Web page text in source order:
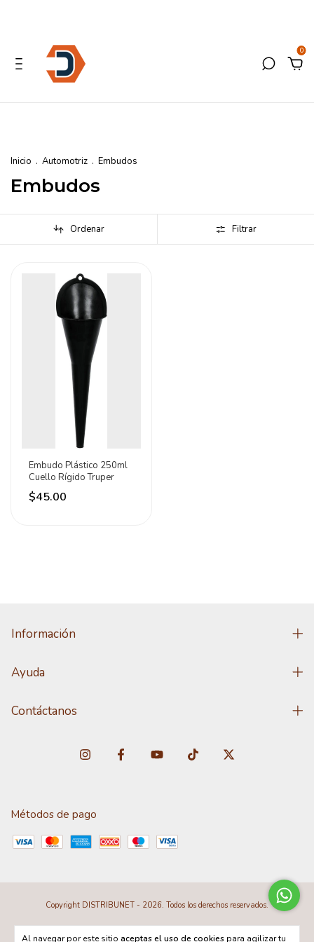
0
Al navegar por este sitio aceptas el uso de cookies para agilizar tu
Inicio . Automotriz . Embudos
Embudos
Ordenar Filtrar
Embudo Plástico 250ml
Cuello Rígido Truper
$45.00
Información
Ayuda
Contáctanos
Métodos de pago
Copyright DISTRIBUNET - 2026. Todos los derechos reservados.